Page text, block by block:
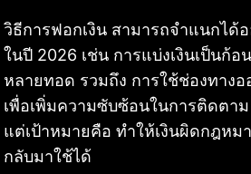
วิธีการฟอกเงิน สามารถจำแนกได้
ในปี 2026 เช่น การแบ่งเงินเป็นก้อ
หลายทอด รวมถึง การใช้ช่องทาง
เพื่อเพิ่มความซับซ้อนในการติดตา
แต่เป้าหมายคือ ทำให้เงินผิดกฎหม
กลับมาใช้ได้